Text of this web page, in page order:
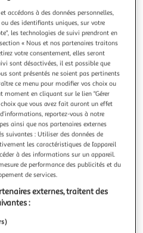
précédente
suivante
19cm charbon
: D. 7 x H. 19,5 cm
: Pratique & Déco
325 g Couleur : Charbon
jours
7,99€ 10,99€
accédons à des données personnelles,
des identifiants uniques, sur votre
les technologies de suivi prendront en
« Nous et nos partenaires traitons
votre consentement, elles seront
sont désactivées, il est possible que
sont présentés ne soient pas pertinents
ce menu pour modifier vos choix ou
moment en cliquant sur le lien "Gérer
choix que vous avez fait auront un effet
reportez-vous à notre
ainsi que nos partenaires externes
suivantes : Utiliser des données de
les caractéristiques de l’appareil
à des informations sur un appareil.
de performance des publicités et du
de services.
externes, traitent des
: